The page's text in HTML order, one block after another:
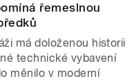
řemeslnou
má doloženou historii
technické vybavení
měnilo v moderní